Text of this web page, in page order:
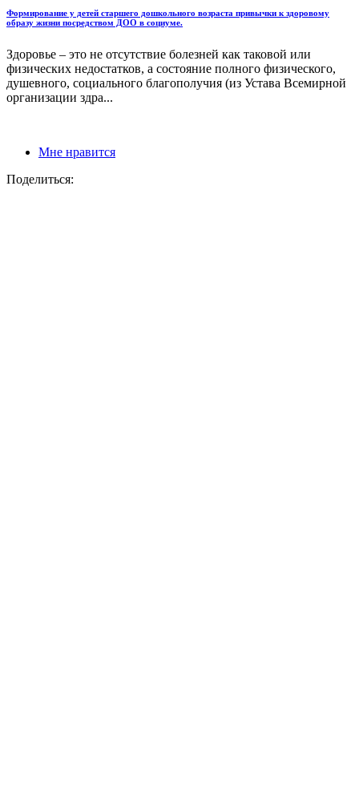
Формирование у детей старшего дошкольного возраста привычки к здоровому
образу жизни посредством ДОО в социуме.
Здоровье – это не отсутствие болезней как таковой или
физических недостатков, а состояние полного физического,
душевного, социального благополучия (из Устава Всемирной
организации здра...
Мне нравится
Поделиться: